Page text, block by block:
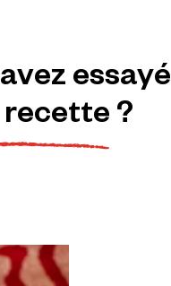
avez essayé
recette ?